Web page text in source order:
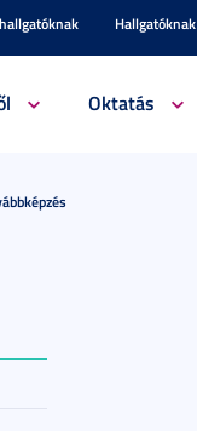
Hallgatóknak
Oktatás